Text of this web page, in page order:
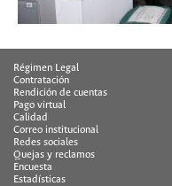
Régimen Legal
Contratación
Rendición de cuentas
Pago virtual
Calidad
Correo institucional
Redes sociales
Quejas y reclamos
Encuesta
Estadísticas